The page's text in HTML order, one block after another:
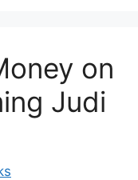
on
Judi